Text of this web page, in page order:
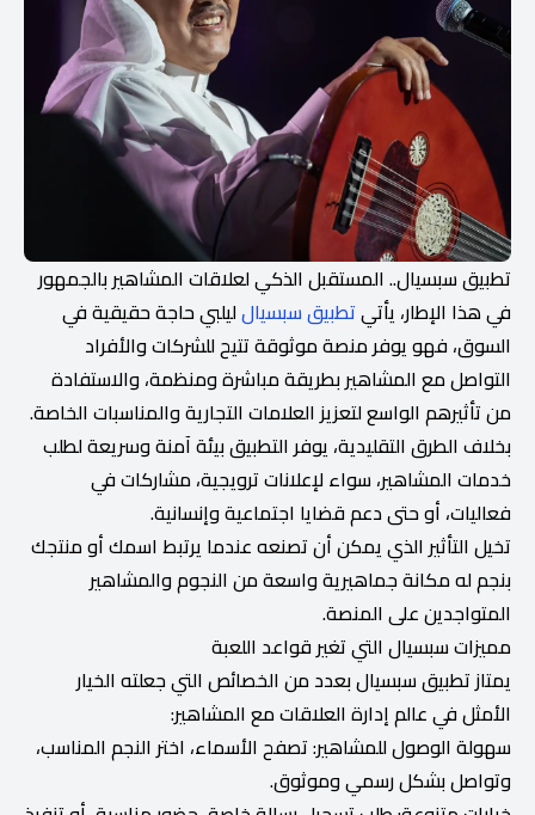
تطبيق سبسيال.. المستقبل الذكي لعلاقات المشاهير بالجمهور
في هذا الإطار، يأتيتطبيق سبسيالليلبي حاجة حقيقية في
السوق، فهو يوفر منصة موثوقة تتيح للشركات والأفراد
التواصل مع المشاهير بطريقة مباشرة ومنظمة، والاستفادة
من تأثيرهم الواسع لتعزيز العلامات التجارية والمناسبات الخاصة.
بخلاف الطرق التقليدية، يوفر التطبيق بيئة آمنة وسريعة لطلب
خدمات المشاهير، سواء لإعلانات ترويجية، مشاركات في
فعاليات، أو حتى دعم قضايا اجتماعية وإنسانية.
تخيل التأثير الذي يمكن أن تصنعه عندما يرتبط اسمك أو منتجك
بنجم له مكانة جماهيرية واسعة من النجوم والمشاهير
المتواجدين على المنصة.
مميزات سبسيال التي تغير قواعد اللعبة
يمتاز تطبيق سبسيال بعدد من الخصائص التي جعلته الخيار
الأمثل في عالم إدارة العلاقات مع المشاهير:
سهولة الوصول للمشاهير: تصفح الأسماء، اختر النجم المناسب،
وتواصل بشكل رسمي وموثوق.